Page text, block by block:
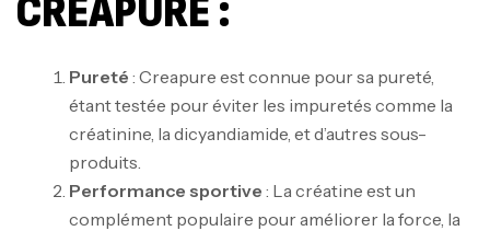
Pureté : Creapure est connue pour sa pureté,
étant testée pour éviter les impuretés comme la
créatinine, la dicyandiamide, et d’autres sous-
produits.
Performance sportive : La créatine est un
complément populaire pour améliorer la force, la